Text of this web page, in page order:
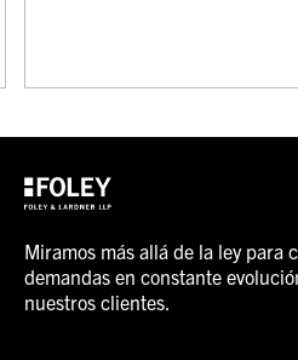
Miramos más allá de la ley para
demandas en constante
nuestros clientes.